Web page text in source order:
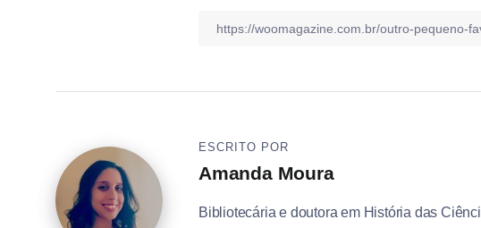
ESCRITO POR
Amanda Moura
Bibliotecária e doutora em História das